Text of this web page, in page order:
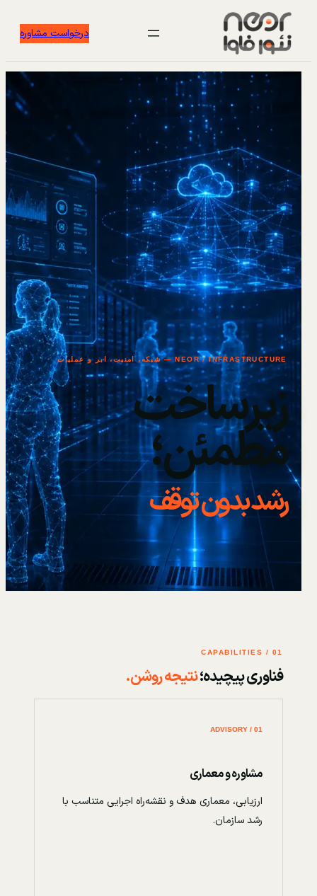
درخواست مشاوره
NEOR / INFRASTRUCTURE — شبکه، امنیت، ابر و عملیات
زیرساخت
مطمئن؛
رشد بدون توقف
01 / CAPABILITIES
فناوری پیچیده؛نتیجه روشن.
01 / ADVISORY
مشاوره و معماری
ارزیابی، معماری هدف و نقشه‌راه اجرایی متناسب با
رشد سازمان.